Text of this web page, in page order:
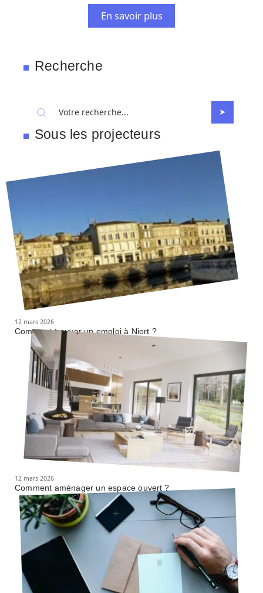
En savoir plus
Recherche
Sous les projecteurs
12 mars 2026
Comment trouver un emploi à Niort ?
12 mars 2026
Comment aménager un espace ouvert ?